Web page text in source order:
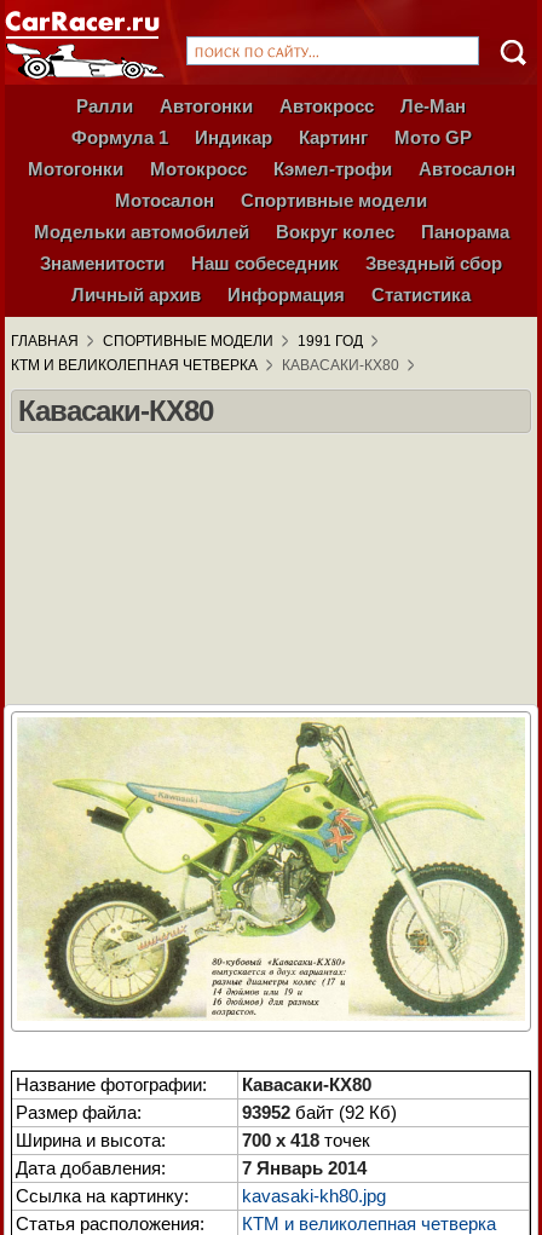
Ралли Автогонки Автокросс
Ле-Ман
Формула 1
Индикар Картинг
Мото GP
Мотогонки
Мотокросс Кэмел-трофи
Автосалон
Мотосалон
Спортивные модели
Модельки автомобилей
Вокруг колес
Панорама
Знаменитости
Наш собеседник
Звездный сбор
Личный архив
Информация Статистика
ГЛАВНАЯ СПОРТИВНЫЕ МОДЕЛИ
1991 ГОД
КТМ И ВЕЛИКОЛЕПНАЯ ЧЕТВЕРКА
КАВАСАКИ-КХ80
Кавасаки-КХ80
Название фотографии:
Кавасаки-КХ80
Размер файла:
93952 байт (92 Кб)
Ширина и высота:
700 x 418 точек
Дата добавления:
7 Январь 2014
Ссылка на картинку:
kavasaki-kh80.jpg
Статья расположения:
КТМ и великолепная четверка